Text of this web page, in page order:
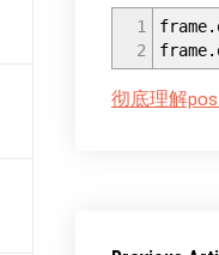
1
2
彻底理解